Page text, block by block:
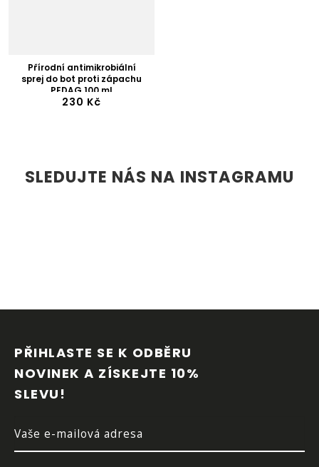
Přírodní antimikrobiální
sprej do bot proti zápachu
PEDAG 100 ml
230 Kč
SLEDUJTE NÁS NA INSTAGRAMU
PŘIHLASTE SE K ODBĚRU
NOVINEK A ZÍSKEJTE 10%
SLEVU!